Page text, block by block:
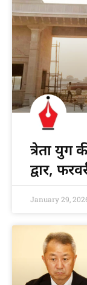
त्रेता युग
द्वार,
January 29,